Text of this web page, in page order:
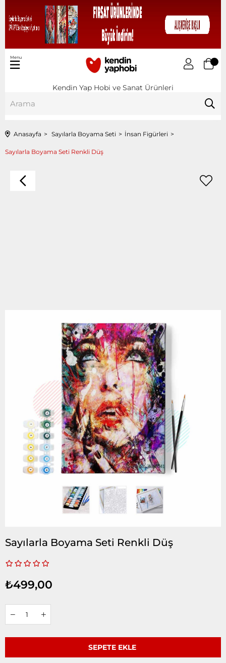
Kendin Yap Hobi ve Sanat Ürünleri
Menu
Anasayfa Sayılarla Boyama Seti İnsan Figürleri
Sayılarla Boyama Seti Renkli Düş
Sayılarla Boyama Seti Renkli Düş
₺499,00